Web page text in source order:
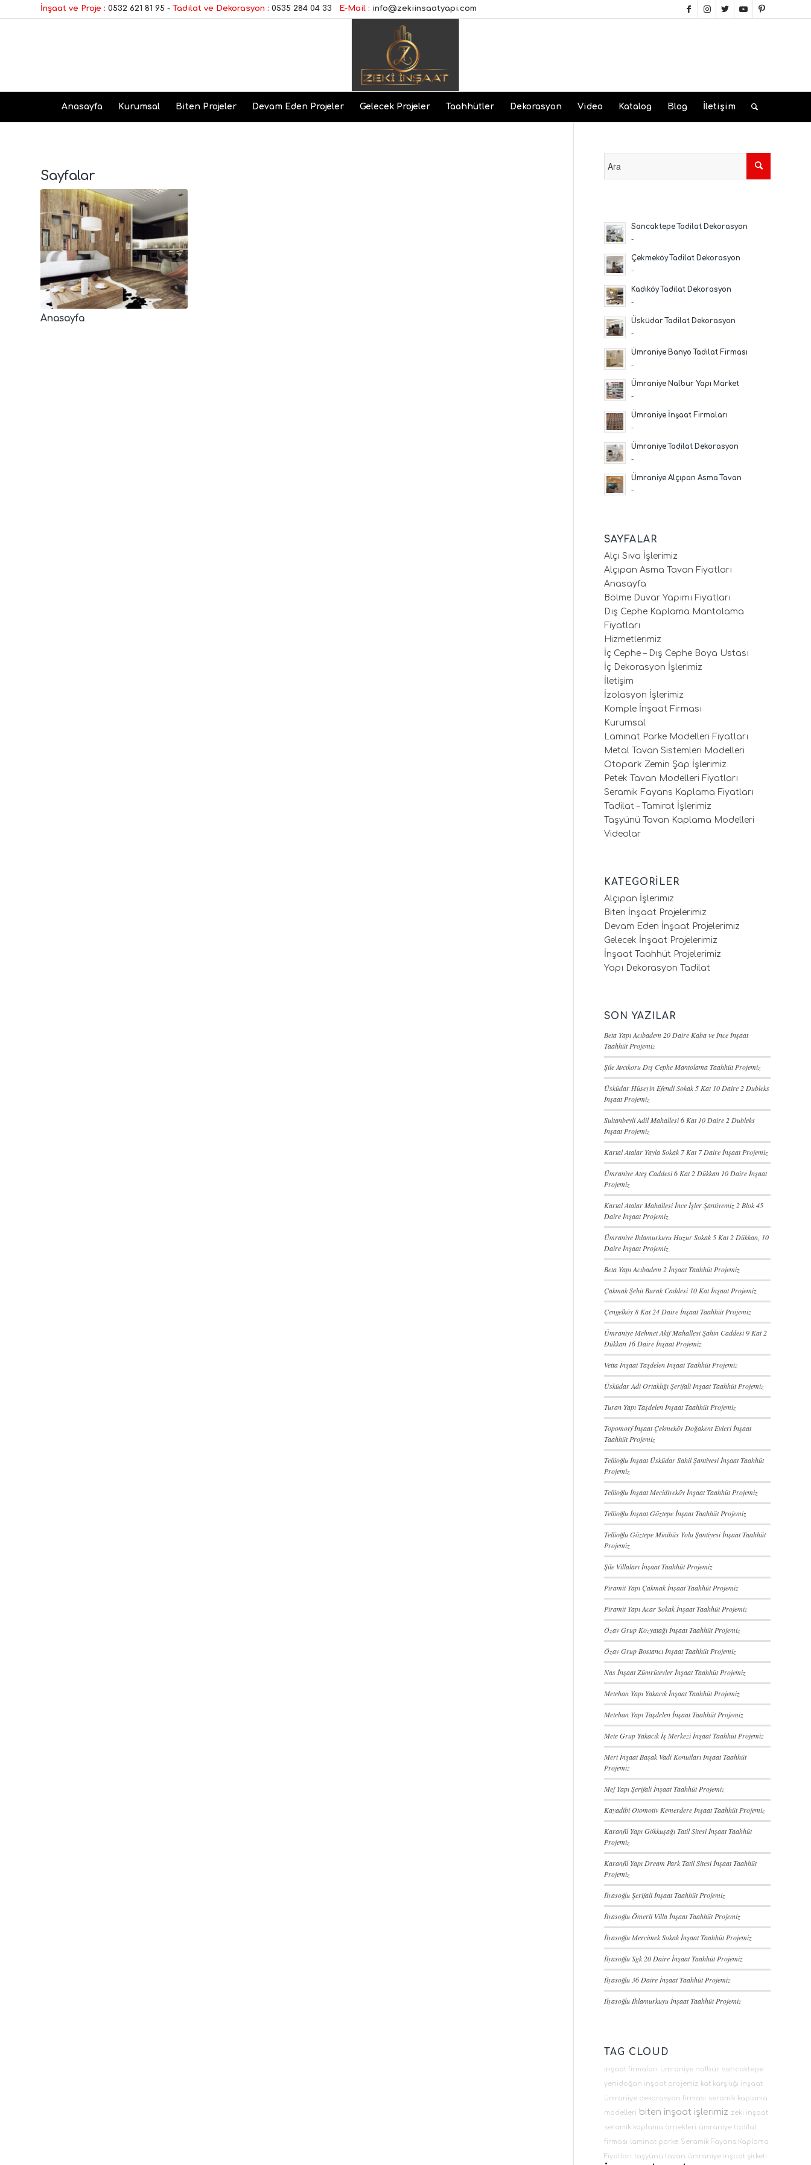
İnşaat ve Proje : 0532 621 81 95 - Tadilat ve Dekorasyon : 0535 284 04 33 E-Mail : info@zekiinsaatyapi.com
Anasayfa Kurumsal Biten Projeler Devam Eden Projeler Gelecek Projeler Taahhütler Dekorasyon Video Katalog Blog İletişim
Sayfalar
Anasayfa
Sancaktepe Tadilat Dekorasyon
-
Çekmeköy Tadilat Dekorasyon
-
Kadıköy Tadilat Dekorasyon
-
Üsküdar Tadilat Dekorasyon
-
Ümraniye Banyo Tadilat Firması
-
Ümraniye Nalbur Yapı Market
-
Ümraniye İnşaat Firmaları
-
Ümraniye Tadilat Dekorasyon
-
Ümraniye Alçıpan Asma Tavan
-
SAYFALAR
Alçı Sıva İşlerimiz
Alçıpan Asma Tavan Fiyatları
Anasayfa
Bölme Duvar Yapımı Fiyatları
Dış Cephe Kaplama Mantolama
Fiyatları
Hizmetlerimiz
İç Cephe – Dış Cephe Boya Ustası
İç Dekorasyon İşlerimiz
İletişim
İzolasyon İşlerimiz
Komple İnşaat Firması
Kurumsal
Laminat Parke Modelleri Fiyatları
Metal Tavan Sistemleri Modelleri
Otopark Zemin Şap İşlerimiz
Petek Tavan Modelleri Fiyatları
Seramik Fayans Kaplama Fiyatları
Tadilat – Tamirat İşlerimiz
Taşyünü Tavan Kaplama Modelleri
Videolar
KATEGORILER
Alçıpan İşlerimiz
Biten İnşaat Projelerimiz
Devam Eden İnşaat Projelerimiz
Gelecek İnşaat Projelerimiz
İnşaat Taahhüt Projelerimiz
Yapı Dekorasyon Tadilat
SON YAZILAR
Beta Yapı Acıbadem 20 Daire Kaba ve İnce İnşaat
Taahhüt Projemiz
Şile Avcıkoru Dış Cephe Mantolama Taahhüt Projemiz
Üsküdar Hüseyin Efendi Sokak 5 Kat 10 Daire 2 Dubleks
İnşaat Projemiz
Sultanbeyli Adil Mahallesi 6 Kat 10 Daire 2 Dubleks
İnşaat Projemiz
Kartal Atalar Yayla Sokak 7 Kat 7 Daire İnşaat Projemiz
Ümraniye Ateş Caddesi 6 Kat 2 Dükkan 10 Daire İnşaat
Projemiz
Kartal Atalar Mahallesi İnce İşler Şantiyemiz 2 Blok 45
Daire İnşaat Projemiz
Ümraniye Ihlamurkuyu Huzur Sokak 5 Kat 2 Dükkan, 10
Daire İnşaat Projemiz
Beta Yapı Acıbadem 2 İnşaat Taahhüt Projemiz
Çakmak Şehit Burak Caddesi 10 Kat İnşaat Projemiz
Çengelköy 8 Kat 24 Daire İnşaat Taahhüt Projemiz
Ümraniye Mehmet Akif Mahallesi Şahin Caddesi 9 Kat 2
Dükkan 16 Daire İnşaat Projemiz
Vetta İnşaat Taşdelen İnşaat Taahhüt Projemiz
Üsküdar Adi Ortaklığı Şerifali İnşaat Taahhüt Projemiz
Turan Yapı Taşdelen İnşaat Taahhüt Projemiz
Topomorf İnşaat Çekmeköy Doğakent Evleri İnşaat
Taahhüt Projemiz
Tellioğlu İnşaat Üsküdar Sahil Şantiyesi İnşaat Taahhüt
Projemiz
Tellioğlu İnşaat Mecidiyeköy İnşaat Taahhüt Projemiz
Tellioğlu İnşaat Göztepe İnşaat Taahhüt Projemiz
Tellioğlu Göztepe Minibüs Yolu Şantiyesi İnşaat Taahhüt
Projemiz
Şile Villaları İnşaat Taahhüt Projemiz
Piramit Yapı Çakmak İnşaat Taahhüt Projemiz
Piramit Yapı Acar Sokak İnşaat Taahhüt Projemiz
Özav Grup Kozyatağı İnşaat Taahhüt Projemiz
Özav Grup Bostancı İnşaat Taahhüt Projemiz
Nas İnşaat Zümrütevler İnşaat Taahhüt Projemiz
Metehan Yapı Yakacık İnşaat Taahhüt Projemiz
Metehan Yapı Taşdelen İnşaat Taahhüt Projemiz
Mete Grup Yakacık İş Merkezi İnşaat Taahhüt Projemiz
Mert İnşaat Başak Vadi Konutları İnşaat Taahhüt
Projemiz
Mef Yapı Şerifali İnşaat Taahhüt Projemiz
Kayadibi Otomotiv Kemerdere İnşaat Taahhüt Projemiz
Karanfil Yapı Gökkuşağı Tatil Sitesi İnşaat Taahhüt
Projemiz
Karanfil Yapı Dream Park Tatil Sitesi İnşaat Taahhüt
Projemiz
İlyasoğlu Şerifali İnşaat Taahhüt Projemiz
İlyasoğlu Ömerli Villa İnşaat Taahhüt Projemiz
İlyasoğlu Mercimek Sokak İnşaat Taahhüt Projemiz
İlyasoğlu Sgk 20 Daire İnşaat Taahhüt Projemiz
İlyasoğlu 36 Daire İnşaat Taahhüt Projemiz
İlyasoğlu Ihlamurkuyu İnşaat Taahhüt Projemiz
TAG CLOUD
inşaat firmaları ümraniye nalbur sancaktepe
yenidoğan inşaat projemiz kat karşılığı inşaat
ümraniye dekorasyon firması seramik kaplama
modelleri biten inşaat işlerimiz zeki inşaat
seramik kaplama örnekleri ümraniye tadilat
firması laminat parke Seramik Fayans Kaplama
Fiyatları taşyünü tavan ümraniye inşaat şirketi